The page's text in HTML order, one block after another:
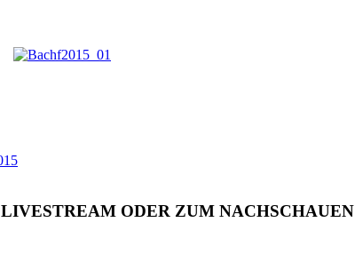
ODER ZUM NACHSCHAUEN